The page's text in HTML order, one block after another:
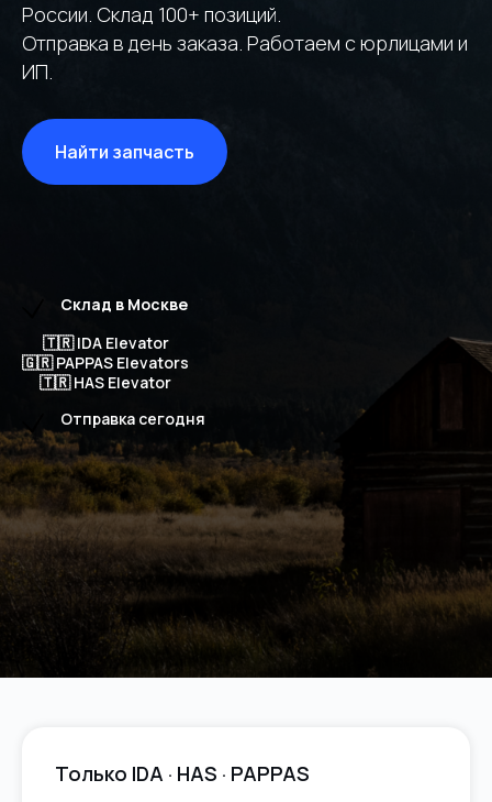
России. Склад 100+ позиций.
Отправка в день заказа. Работаем с юрлицами и
ИП.
Найти запчасть
Склад в Москве
🇹🇷 IDA Elevator
🇬🇷 PAPPAS Elevators
🇹🇷 HAS Elevator
Отправка сегодня
Только IDA · HAS · PAPPAS